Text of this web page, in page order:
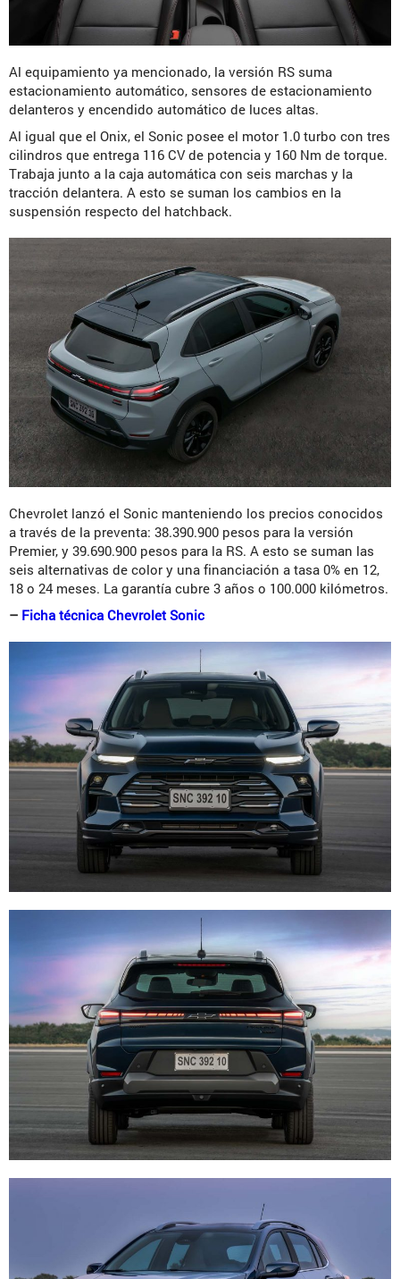
Al equipamiento ya mencionado, la versión RS suma
estacionamiento automático, sensores de estacionamiento
delanteros y encendido automático de luces altas.
Al igual que el Onix, el Sonic posee el motor 1.0 turbo con tres
cilindros que entrega 116 CV de potencia y 160 Nm de torque.
Trabaja junto a la caja automática con seis marchas y la
tracción delantera. A esto se suman los cambios en la
suspensión respecto del hatchback.
Chevrolet lanzó el Sonic manteniendo los precios conocidos
a través de la preventa: 38.390.900 pesos para la versión
Premier, y 39.690.900 pesos para la RS. A esto se suman las
seis alternativas de color y una financiación a tasa 0% en 12,
18 o 24 meses. La garantía cubre 3 años o 100.000 kilómetros.
– Ficha técnica Chevrolet Sonic